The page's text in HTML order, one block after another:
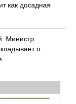
как досадная
Министр
о